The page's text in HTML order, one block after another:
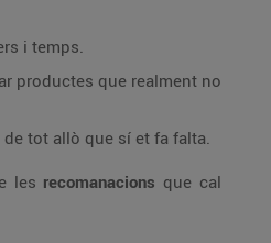
i temps.
productes que realment no
tot allò que sí et fa falta.
les recomanacions que cal